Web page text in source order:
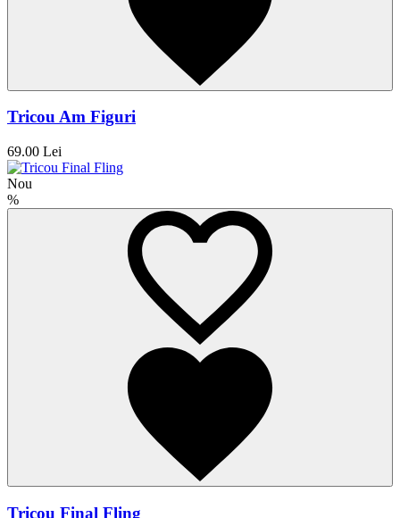
Tricou Am Figuri
69.00 Lei
Nou
%
Tricou Final Fling